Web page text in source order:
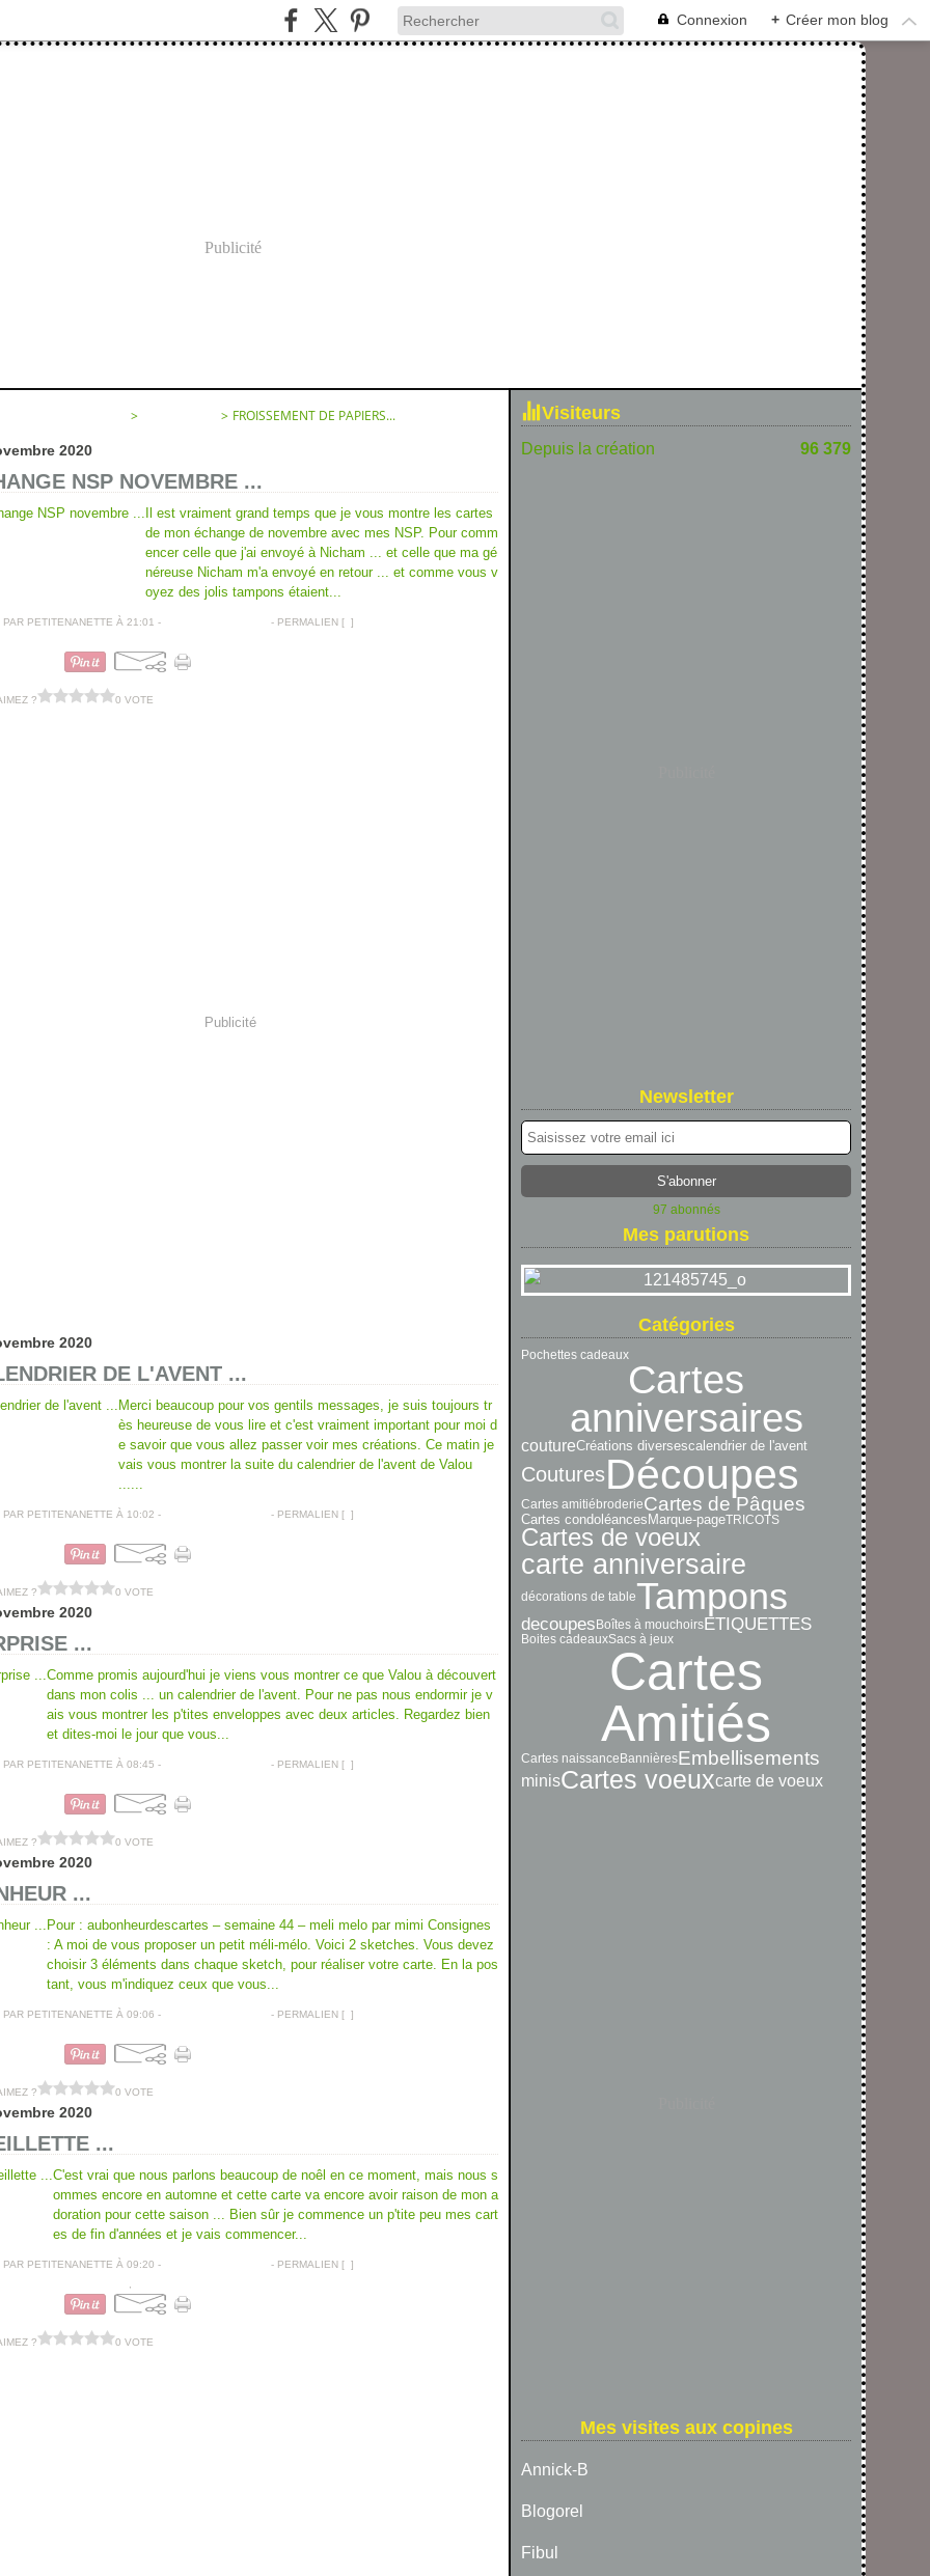
Connexion + Créer mon blog
Publicité
> > FROISSEMENT DE PAPIERS...
2020
NSP NOVEMBRE ...
Il est vraiment grand temps que je vous montre les cartes
de mon échange de novembre avec mes NSP. Pour comm
encer celle que j'ai envoyé à Nicham ... et celle que ma gé
néreuse Nicham m'a envoyé en retour ... et comme vous v
oyez des jolis tampons étaient...
PAR PETITENANETTE À 21:01 - - PERMALIEN [# ]
? 0 VOTE
Publicité
2020
DE L'AVENT ...
Merci beaucoup pour vos gentils messages, je suis toujours tr
ès heureuse de vous lire et c'est vraiment important pour moi d
e savoir que vous allez passer voir mes créations. Ce matin je
vais vous montrer la suite du calendrier de l'avent de Valou
......
PAR PETITENANETTE À 10:02 - - PERMALIEN [# ]
? 0 VOTE
2020
...
Comme promis aujourd'hui je viens vous montrer ce que Valou à découvert
dans mon colis ... un calendrier de l'avent. Pour ne pas nous endormir je v
ais vous montrer les p'tites enveloppes avec deux articles. Regardez bien
et dites-moi le jour que vous...
PAR PETITENANETTE À 08:45 - - PERMALIEN [# ]
? 0 VOTE
2020
...
Pour : aubonheurdescartes – semaine 44 – meli melo par mimi Consignes
: A moi de vous proposer un petit méli-mélo. Voici 2 sketches. Vous devez
choisir 3 éléments dans chaque sketch, pour réaliser votre carte. En la pos
tant, vous m'indiquez ceux que vous...
PAR PETITENANETTE À 09:06 - - PERMALIEN [# ]
? 0 VOTE
2020
...
C'est vrai que nous parlons beaucoup de noêl en ce moment, mais nous s
ommes encore en automne et cette carte va encore avoir raison de mon a
doration pour cette saison ... Bien sûr je commence un p'tite peu mes cart
es de fin d'années et je vais commencer...
PAR PETITENANETTE À 09:20 - - PERMALIEN [# ]
? 0 VOTE
Visiteurs
Depuis la création 96 379
Newsletter
97 abonnés
Mes parutions
Catégories
Pochettes cadeaux
Cartes
anniversaires
coutureCréations diversescalendrier de l'avent
CouturesDécoupes
Cartes amitié broderieCartes de Pâques
Cartes condoléances Marque-pageTRICOTS
Cartes de voeux
carte anniversaire
décorations de tableTampons
decoupesBoîtes à mouchoirsETIQUETTES
Boites cadeauxSacs à jeux
Cartes
Amitiés
Cartes naissance BannièresEmbellisements
minisCartes voeuxcarte de voeux
Mes visites aux copines
Annick-B
Blogorel
Fibul